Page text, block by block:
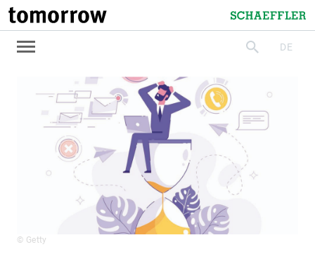
tomorrow
Schaeffler
suchenDE
© Getty